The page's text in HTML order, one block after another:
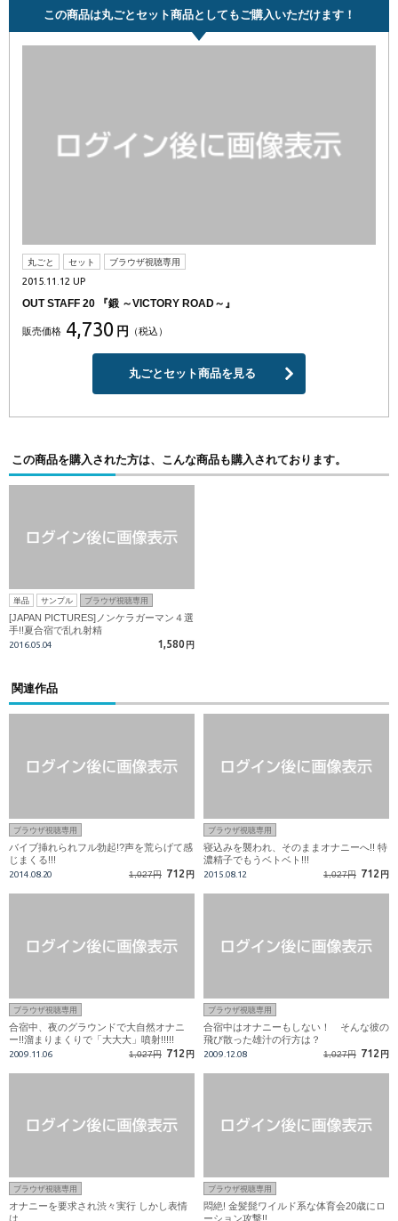
この商品は丸ごとセット商品としてもご購入いただけます！
丸ごと セット ブラウザ視聴専用
2015.11.12 UP
OUT STAFF 20 『鍛 ～VICTORY ROAD～』
販売価格 4,730 円 （税込）
丸ごとセット商品を見る
この商品を購入された方は、こんな商品も購入されております。
単品 サンプル ブラウザ視聴専用
[JAPAN PICTURES]ノンケラガーマン４選
手!!夏合宿で乱れ射精
2016.05.04 1,580 円
関連作品
ブラウザ視聴専用
バイブ挿れられフル勃起!?声を荒らげて感
じまくる!!!
2014.08.20 1,027円 712 円
ブラウザ視聴専用
寝込みを襲われ、そのままオナニーへ!! 特
濃精子でもうベトベト!!!
2015.08.12 1,027円 712 円
ブラウザ視聴専用
合宿中、夜のグラウンドで大自然オナニ
ー!!溜まりまくりで「大大大」噴射!!!!!
2009.11.06 1,027円 712 円
ブラウザ視聴専用
合宿中はオナニーもしない！ そんな彼の
飛び散った雄汁の行方は？
2009.12.08 1,027円 712 円
ブラウザ視聴専用
オナニーを要求され渋々実行 しかし表情
は…
ブラウザ視聴専用
悶絶! 金髪髭ワイルド系な体育会20歳にロ
ーション攻撃!!